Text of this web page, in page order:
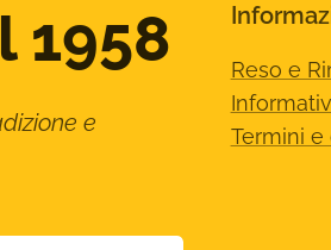
1958
e
Reso e
Termini e